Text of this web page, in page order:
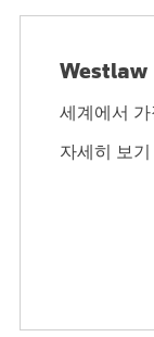
Westlaw
세계에서
자세히 보기